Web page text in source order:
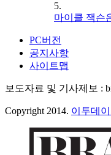
5.
마이클 잭슨
PC버전
공지사항
사이트맵
보도자료 및 기사제보 :
Copyright 2014. 이투데